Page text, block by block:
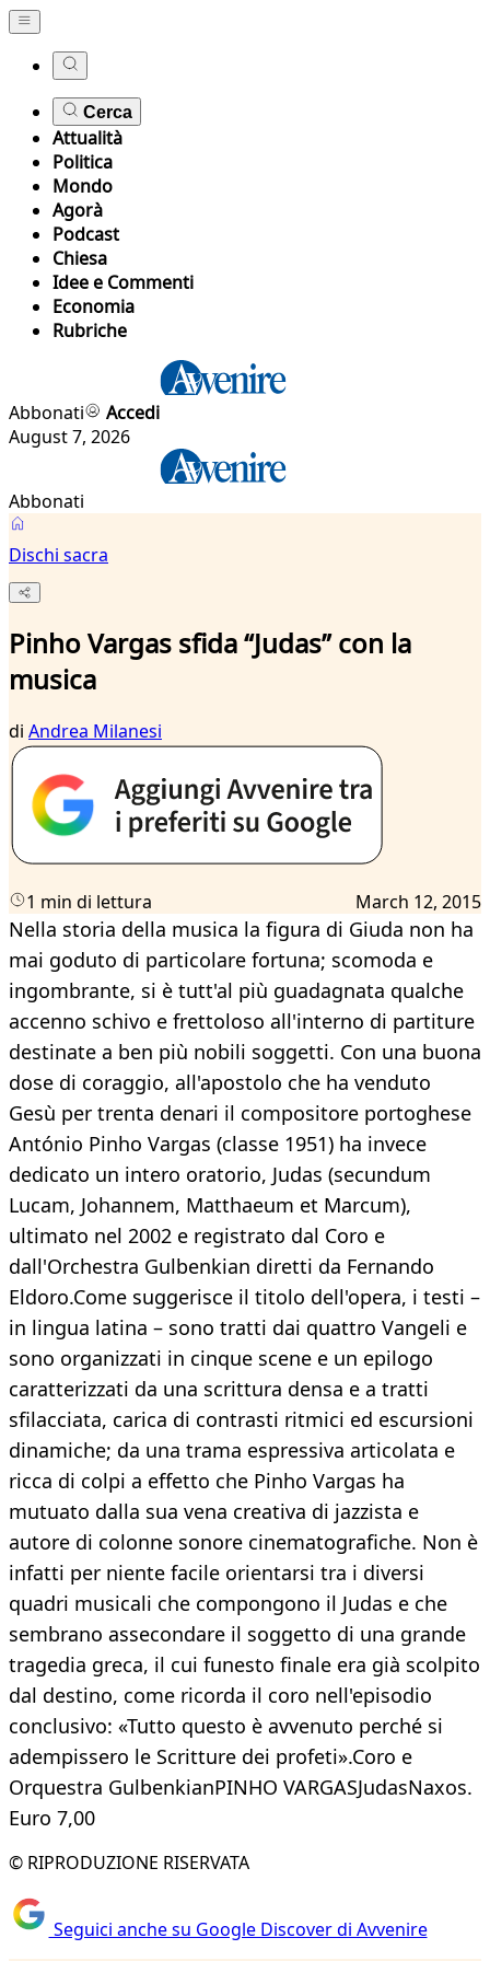
Cerca
Attualità
Politica
Mondo
Agorà
Podcast
Chiesa
Idee e Commenti
Economia
Rubriche
Abbonati
Accedi
August 7, 2026
Abbonati
Dischi sacra
Pinho Vargas sfida “Judas” con la
musica
di Andrea Milanesi
1 min di lettura March 12, 2015
Nella storia della musica la figura di Giuda non ha
mai goduto di particolare fortuna; scomoda e
ingombrante, si è tutt'al più guadagnata qualche
accenno schivo e frettoloso all'interno di partiture
destinate a ben più nobili soggetti. Con una buona
dose di coraggio, all'apostolo che ha venduto
Gesù per trenta denari il compositore portoghese
António Pinho Vargas (classe 1951) ha invece
dedicato un intero oratorio, Judas (secundum
Lucam, Johannem, Matthaeum et Marcum),
ultimato nel 2002 e registrato dal Coro e
dall'Orchestra Gulbenkian diretti da Fernando
Eldoro.Come suggerisce il titolo dell'opera, i testi –
in lingua latina – sono tratti dai quattro Vangeli e
sono organizzati in cinque scene e un epilogo
caratterizzati da una scrittura densa e a tratti
sfilacciata, carica di contrasti ritmici ed escursioni
dinamiche; da una trama espressiva articolata e
ricca di colpi a effetto che Pinho Vargas ha
mutuato dalla sua vena creativa di jazzista e
autore di colonne sonore cinematografiche. Non è
infatti per niente facile orientarsi tra i diversi
quadri musicali che compongono il Judas e che
sembrano assecondare il soggetto di una grande
tragedia greca, il cui funesto finale era già scolpito
dal destino, come ricorda il coro nell'episodio
conclusivo: «Tutto questo è avvenuto perché si
adempissero le Scritture dei profeti».Coro e
Orquestra GulbenkianPINHO VARGASJudasNaxos.
Euro 7,00
© RIPRODUZIONE RISERVATA
Seguici anche su Google Discover di Avvenire